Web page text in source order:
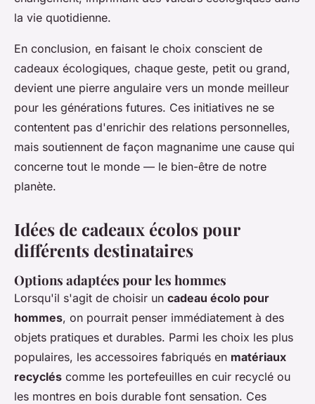
la vie quotidienne.
En conclusion, en faisant le choix conscient de
cadeaux écologiques, chaque geste, petit ou grand,
devient une pierre angulaire vers un monde meilleur
pour les générations futures. Ces initiatives ne se
contentent pas d'enrichir des relations personnelles,
mais soutiennent de façon magnanime une cause qui
concerne tout le monde — le bien-être de notre
planète.
Idées de cadeaux écolos pour
différents destinataires
Options adaptées pour les hommes
Lorsqu'il s'agit de choisir un cadeau écolo pour
hommes, on pourrait penser immédiatement à des
objets pratiques et durables. Parmi les choix les plus
populaires, les accessoires fabriqués en matériaux
recyclés comme les portefeuilles en cuir recyclé ou
les montres en bois durable font sensation. Ces